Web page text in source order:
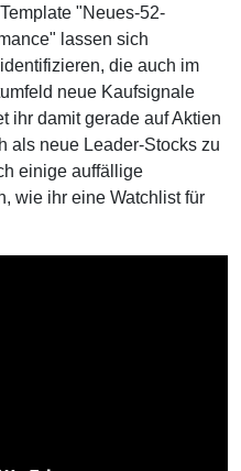
"Neues-52-
lassen sich
die auch im
neue Kaufsignale
ihr damit gerade auf Aktien
als neue Leader-Stocks zu
einige auffällige
wie ihr eine Watchlist für